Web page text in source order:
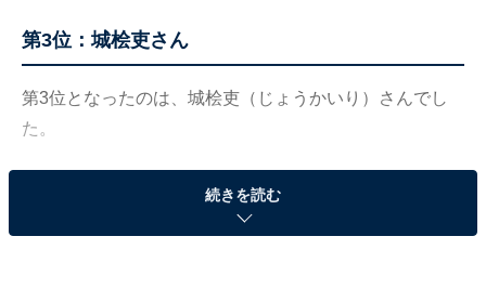
第3位：城桧吏さん
第3位となったのは、城桧吏（じょうかいり）さんでし
た。
7歳の時にスターダストプロモーションにスカウトされ
芸能活動を開始した城さんは、スターダスト所属の若手
続きを読む